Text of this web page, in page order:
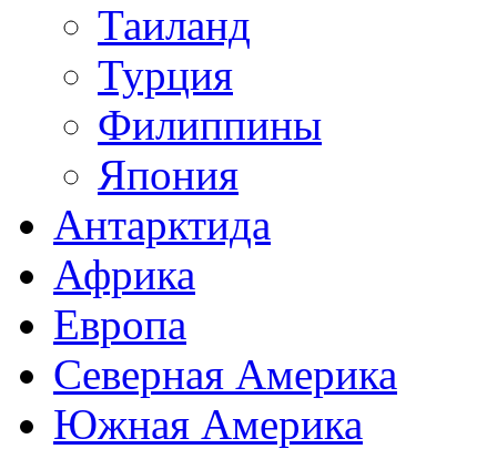
Таиланд
Турция
Филиппины
Япония
Антарктида
Африка
Европа
Северная Америка
Южная Америка